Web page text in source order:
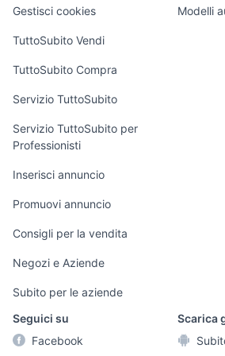
Informatica
Console e
persona
Tutto per i bambini
Gestisci cookies
TuttoSubito Vendi
TuttoSubito Compra
Servizio TuttoSubito
Servizio TuttoSubito per
Professionisti
Inserisci annuncio
Promuovi annuncio
Consigli per la vendita
Negozi e Aziende
Subito per le aziende
Modelli
Seguici su
Facebook
Scarica